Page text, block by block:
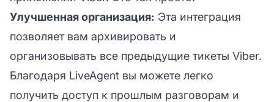
Улучшенная организация: Эта интеграция
позволяет вам архивировать и
организовывать все предыдущие тикеты Viber.
Благодаря LiveAgent вы можете легко
получить доступ к прошлым разговорам и